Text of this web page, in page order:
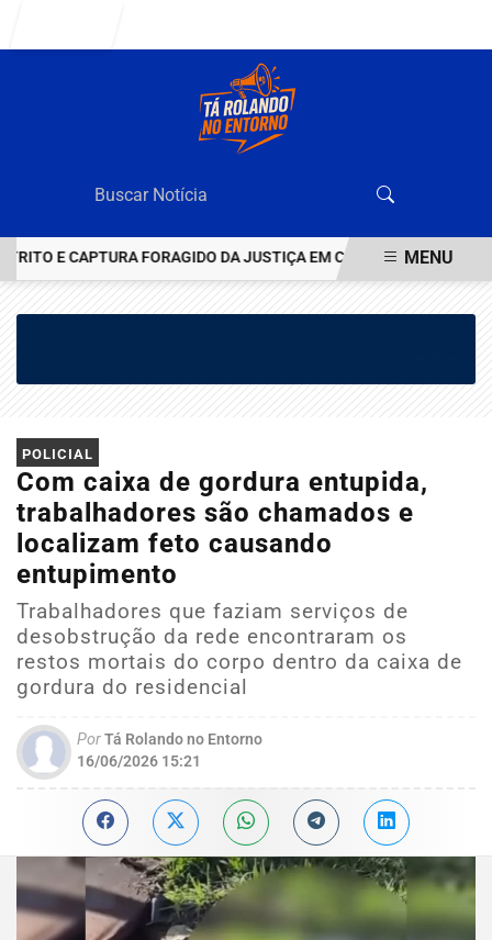
E CAPTURA FORAGIDO DA JUSTIÇA EM CEILÂNDIA O ESTADO
MENU
POLICIAL
Com caixa de gordura entupida,
trabalhadores são chamados e
localizam feto causando
entupimento
Trabalhadores que faziam serviços de
desobstrução da rede encontraram os
restos mortais do corpo dentro da caixa de
gordura do residencial
PorTá Rolando no Entorno
16/06/2026 15:21